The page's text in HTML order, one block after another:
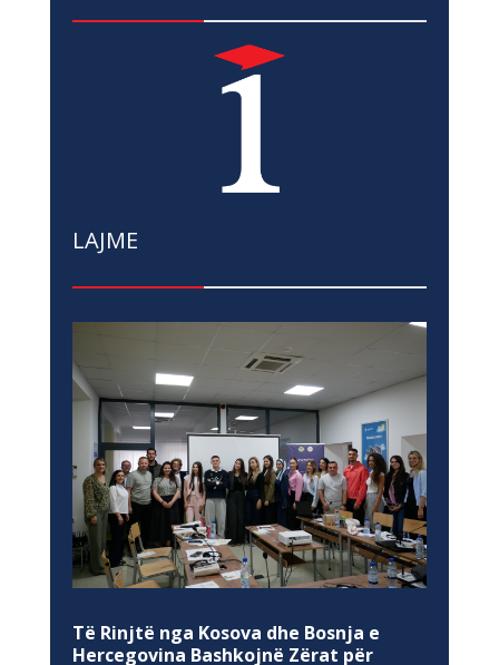
LAJME
Të Rinjtë nga Kosova dhe Bosnja e
Hercegovina Bashkojnë Zërat për